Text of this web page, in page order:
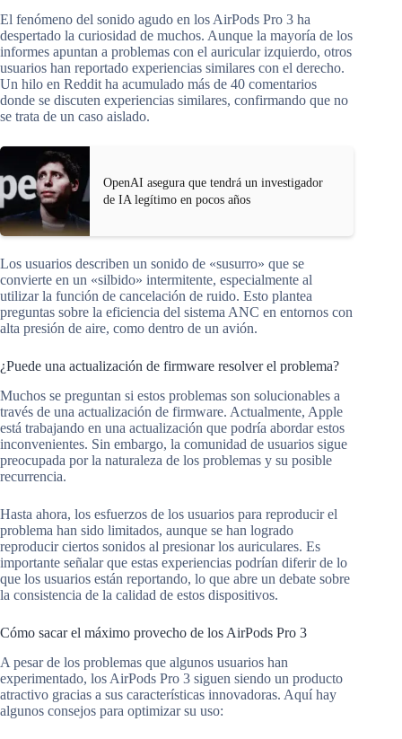
El fenómeno del sonido agudo en los AirPods Pro 3 ha
despertado la curiosidad de muchos. Aunque la mayoría de los
informes apuntan a problemas con el auricular izquierdo, otros
usuarios han reportado experiencias similares con el derecho.
Un hilo en Reddit ha acumulado más de 40 comentarios
donde se discuten experiencias similares, confirmando que no
se trata de un caso aislado.
OpenAI asegura que tendrá un investigador
de IA legítimo en pocos años
Los usuarios describen un sonido de «susurro» que se
convierte en un «silbido» intermitente, especialmente al
utilizar la función de cancelación de ruido. Esto plantea
preguntas sobre la eficiencia del sistema ANC en entornos con
alta presión de aire, como dentro de un avión.
¿Puede una actualización de firmware resolver el problema?
Muchos se preguntan si estos problemas son solucionables a
través de una actualización de firmware. Actualmente, Apple
está trabajando en una actualización que podría abordar estos
inconvenientes. Sin embargo, la comunidad de usuarios sigue
preocupada por la naturaleza de los problemas y su posible
recurrencia.
Hasta ahora, los esfuerzos de los usuarios para reproducir el
problema han sido limitados, aunque se han logrado
reproducir ciertos sonidos al presionar los auriculares. Es
importante señalar que estas experiencias podrían diferir de lo
que los usuarios están reportando, lo que abre un debate sobre
la consistencia de la calidad de estos dispositivos.
Cómo sacar el máximo provecho de los AirPods Pro 3
A pesar de los problemas que algunos usuarios han
experimentado, los AirPods Pro 3 siguen siendo un producto
atractivo gracias a sus características innovadoras. Aquí hay
algunos consejos para optimizar su uso: